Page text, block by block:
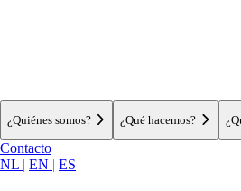
¿Quiénes somos? ¿Qué hacemos?
Contacto
NL | EN | ES